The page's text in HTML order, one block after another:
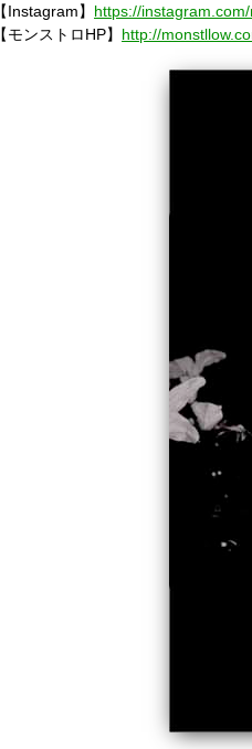
【Instagram】 https://
【モンストロHP】 http://